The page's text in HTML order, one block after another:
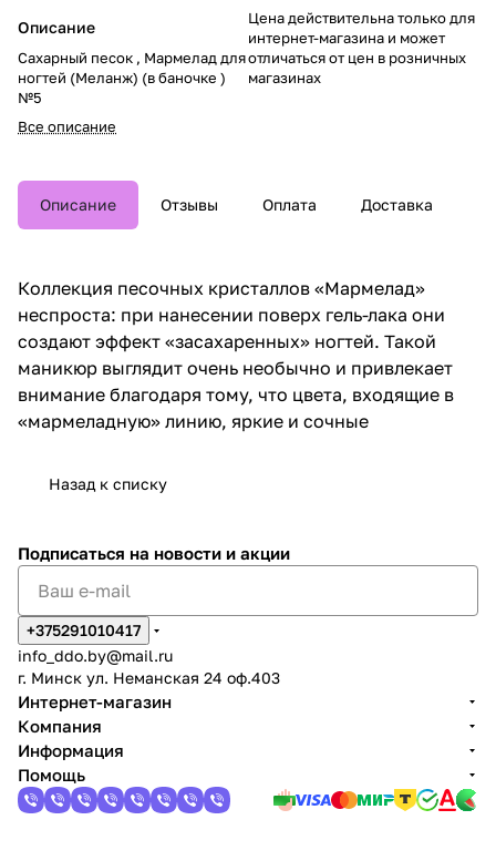
Описание
Сахарный песок , Мармелад для
ногтей (Меланж) (в баночке )
№5
Все описание
Цена действительна только для
интернет-магазина и может
отличаться от цен в розничных
магазинах
Описание Отзывы Оплата Доставка
Коллекция песочных кристаллов «Мармелад»
неспроста: при нанесении поверх гель-лака они
создают эффект «засахаренных» ногтей. Такой
маникюр выглядит очень необычно и привлекает
внимание благодаря тому, что цвета, входящие в
«мармеладную» линию, яркие и сочные
Назад к списку
Подписаться на новости и акции
+375291010417
info_ddo.by@mail.ru
г. Минск ул. Неманская 24 оф.403
Интернет-магазин
Компания
Информация
Помощь